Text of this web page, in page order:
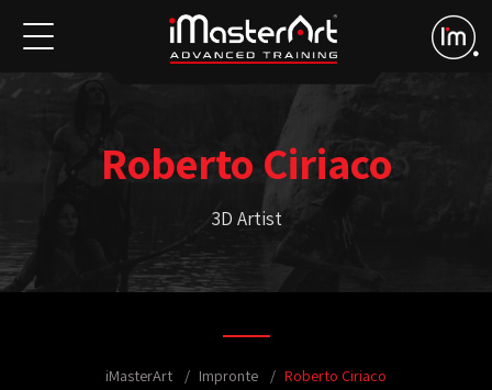
Roberto Ciriaco
3D Artist
iMasterArt Impronte Roberto Ciriaco